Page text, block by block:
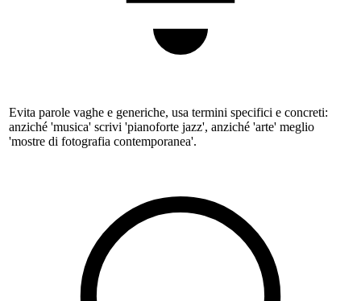
Evita parole vaghe e generiche, usa termini specifici e concreti:
anziché 'musica' scrivi 'pianoforte jazz', anziché 'arte' meglio
'mostre di fotografia contemporanea'.